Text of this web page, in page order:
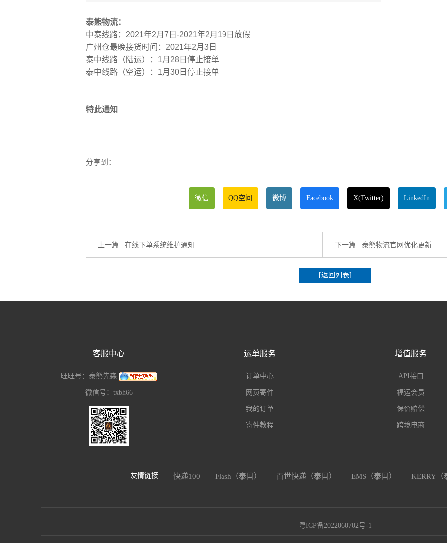
泰熊物流：
中泰线路：2021年2月7日-2021年2月19日放假
广州仓最晚接货时间：2021年2月3日
泰中线路（陆运）：1月28日停止接单
泰中线路（空运）：1月30日停止接单
特此通知
分享到：
微信 QQ空间 微博 Facebook X(Twitter) LinkedIn
上一篇 : 在线下单系统维护通知 下一篇 : 泰熊物流官网优化更新
[返回列表]
客服中心
旺旺号：泰熊先森
微信号：txbh66
运单服务
订单中心
网页寄件
我的订单
寄件教程
增值服务
API接口
福运会员
保价赔偿
跨境电商
友情链接 快递100 Flash（泰国） 百世快递（泰国） EMS（泰国） KERRY（
粤ICP备2022060702号-1